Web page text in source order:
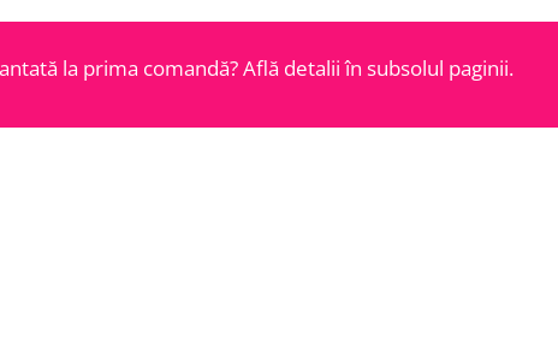
la prima comandă? Află detalii în subsolul paginii.